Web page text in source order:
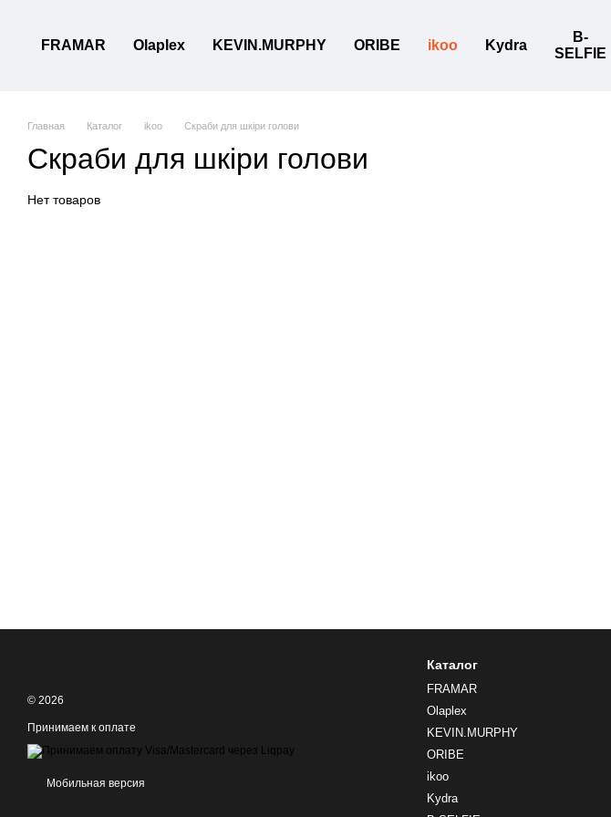
FRAMAR Olaplex KEVIN.MURPHY ORIBE ikoo Kydra
B-
SELFIE
Главная Каталог ikoo Скраби для шкіри голови
Скраби для шкіри голови
Нет товаров
© 2026
Принимаем к оплате
Мобильная версия
Каталог
FRAMAR
Olaplex
KEVIN.MURPHY
ORIBE
ikoo
Kydra